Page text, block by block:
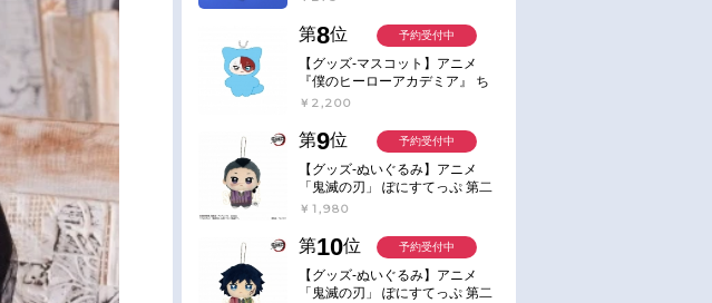
第8位
【グッズ-マスコット】アニメ
『僕のヒーローアカデミア』 ち
みけもますこっと 7.轟凍焦
￥2,200
予約受付中
第9位
【グッズ-ぬいぐるみ】アニメ
「鬼滅の刃」 ぽにすてっぷ 第二
弾 不死川 玄弥
￥1,980
予約受付中
第10位
【グッズ-ぬいぐるみ】アニメ
「鬼滅の刃」 ぽにすてっぷ 第二
予約受付中